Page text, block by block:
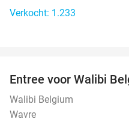
Verkocht: 1.233
Entree voor Walibi
Walibi Belgium
Wavre